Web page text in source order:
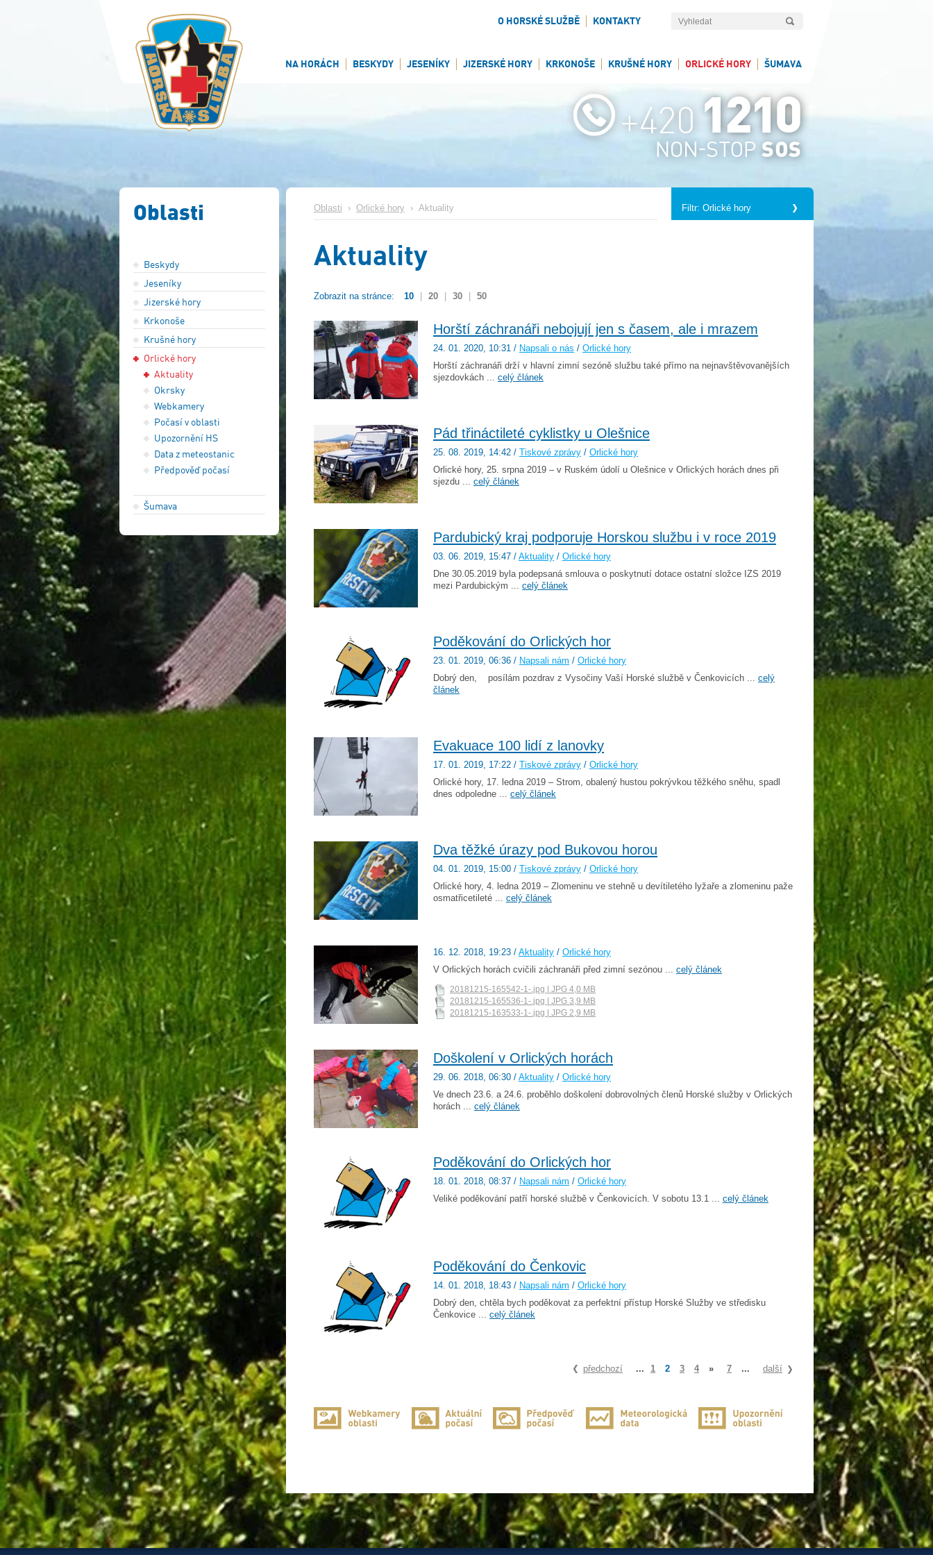
O HORSKÉ SLUŽBĚ KONTAKTY
NA HORÁCH BESKYDY JESENÍKY JIZERSKÉ HORY KRKONOŠE KRUŠNÉ HORY ORLICKÉ HORY ŠUMAVA
Oblasti
Beskydy
Jeseníky
Jizerské hory
Krkonoše
Krušné hory
Orlické hory
Aktuality
Okrsky
Webkamery
Počasí v oblasti
Upozornění HS
Data z meteostanic
Předpověď počasí
Šumava
Filtr: Orlické hory
Oblasti › Orlické hory › Aktuality
Aktuality
Zobrazit na stránce: 10 20 30 50
Horští záchranáři nebojují jen s časem, ale i mrazem
24. 01. 2020, 10:31 / Napsali o nás / Orlické hory
Horští záchranáři drží v hlavní zimní sezóně službu také přímo na nejnavštěvovanějších
sjezdovkách ... celý článek
Pád třináctileté cyklistky u Olešnice
25. 08. 2019, 14:42 / Tiskové zprávy / Orlické hory
Orlické hory, 25. srpna 2019 – v Ruském údolí u Olešnice v Orlických horách dnes při
sjezdu ... celý článek
Pardubický kraj podporuje Horskou službu i v roce 2019
03. 06. 2019, 15:47 / Aktuality / Orlické hory
Dne 30.05.2019 byla podepsaná smlouva o poskytnutí dotace ostatní složce IZS 2019
mezi Pardubickým ... celý článek
Poděkování do Orlických hor
23. 01. 2019, 06:36 / Napsali nám / Orlické hory
Dobrý den, posílám pozdrav z Vysočiny Vaší Horské službě v Čenkovicích ... celý
článek
Evakuace 100 lidí z lanovky
17. 01. 2019, 17:22 / Tiskové zprávy / Orlické hory
Orlické hory, 17. ledna 2019 – Strom, obalený hustou pokrývkou těžkého sněhu, spadl
dnes odpoledne ... celý článek
Dva těžké úrazy pod Bukovou horou
04. 01. 2019, 15:00 / Tiskové zprávy / Orlické hory
Orlické hory, 4. ledna 2019 – Zlomeninu ve stehně u devítiletého lyžaře a zlomeninu paže
osmatřicetileté ... celý článek
16. 12. 2018, 19:23 / Aktuality / Orlické hory
V Orlických horách cvičili záchranáři před zimní sezónou ... celý článek
20181215-165542-1-.jpg | JPG 4,0 MB
20181215-165536-1-.jpg | JPG 3,9 MB
20181215-163533-1-.jpg | JPG 2,9 MB
Doškolení v Orlických horách
29. 06. 2018, 06:30 / Aktuality / Orlické hory
Ve dnech 23.6. a 24.6. proběhlo doškolení dobrovolných členů Horské služby v Orlických
horách ... celý článek
Poděkování do Orlických hor
18. 01. 2018, 08:37 / Napsali nám / Orlické hory
Veliké poděkování patří horské službě v Čenkovicích. V sobotu 13.1 ... celý článek
Poděkování do Čenkovic
14. 01. 2018, 18:43 / Napsali nám / Orlické hory
Dobrý den, chtěla bych poděkovat za perfektní přístup Horské Služby ve středisku
Čenkovice ... celý článek
předchozí ... 1 2 3 4 » 7 ... další